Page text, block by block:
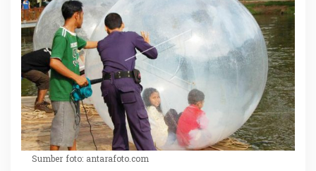
Sumber foto: antarafoto.com